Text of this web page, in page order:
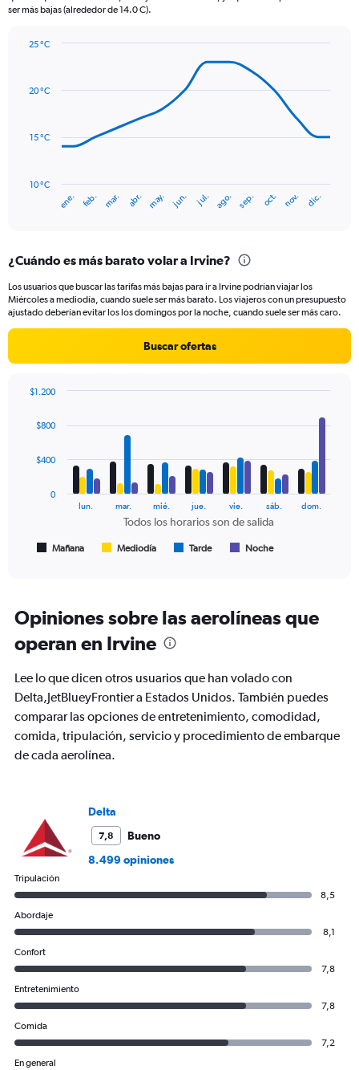
has
values.
to
ser más bajas (alrededor de 14.0 C).
with
14
has
categories.
14
categories.
axis
values.
ene. feb. mar. abr. may. jun. jul. ago. sep. oct. nov. dic.
10 °C
15 °C
20 °C
25 °C
¿Cuándo es más barato volar a Irvine?
Los usuarios que buscar las tarifas más bajas para ir a Irvine podrían viajar los
Miércoles a mediodía, cuando suele ser más barato. Los viajeros con un presupuesto
ajustado deberían evitar los los domingos por la noche, cuando suele ser más caro.
Buscar ofertas
chart
with
data
Todos
los
horarios
son
salida.
Range:
7
categories.
The
chart
axis
displaying
values.
0
to
1200.
Todos los horarios son de salida
Mañana Mediodía Tarde Noche
lun. mar. mié. jue. vie. sáb. dom.
0
$400
$800
$1.200
Opiniones sobre las aerolíneas que
operan en Irvine
Lee lo que dicen otros usuarios que han volado con
Delta,JetBlueyFrontier a Estados Unidos. También puedes
comparar las opciones de entretenimiento, comodidad,
comida, tripulación, servicio y procedimiento de embarque
de cada aerolínea.
Delta
7,8
Bueno
8.499 opiniones
Tripulación
8,5
Abordaje
8,1
Confort
7,8
Entretenimiento
7,8
Comida
7,2
En general